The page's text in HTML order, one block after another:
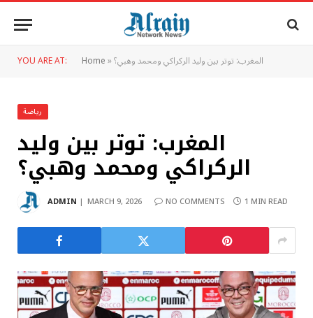
YOU ARE AT: Home»المغرب: توتر بين وليد الركراكي ومحمد وهبي؟
رياضة
المغرب: توتر بين وليد
الركراكي ومحمد وهبي؟
ADMIN MARCH 9, 2026 NO COMMENTS 1 MIN READ